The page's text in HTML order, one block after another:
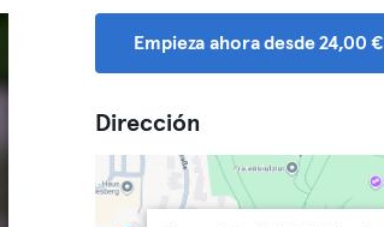
Empieza ahora desde 24,00 €
Dirección